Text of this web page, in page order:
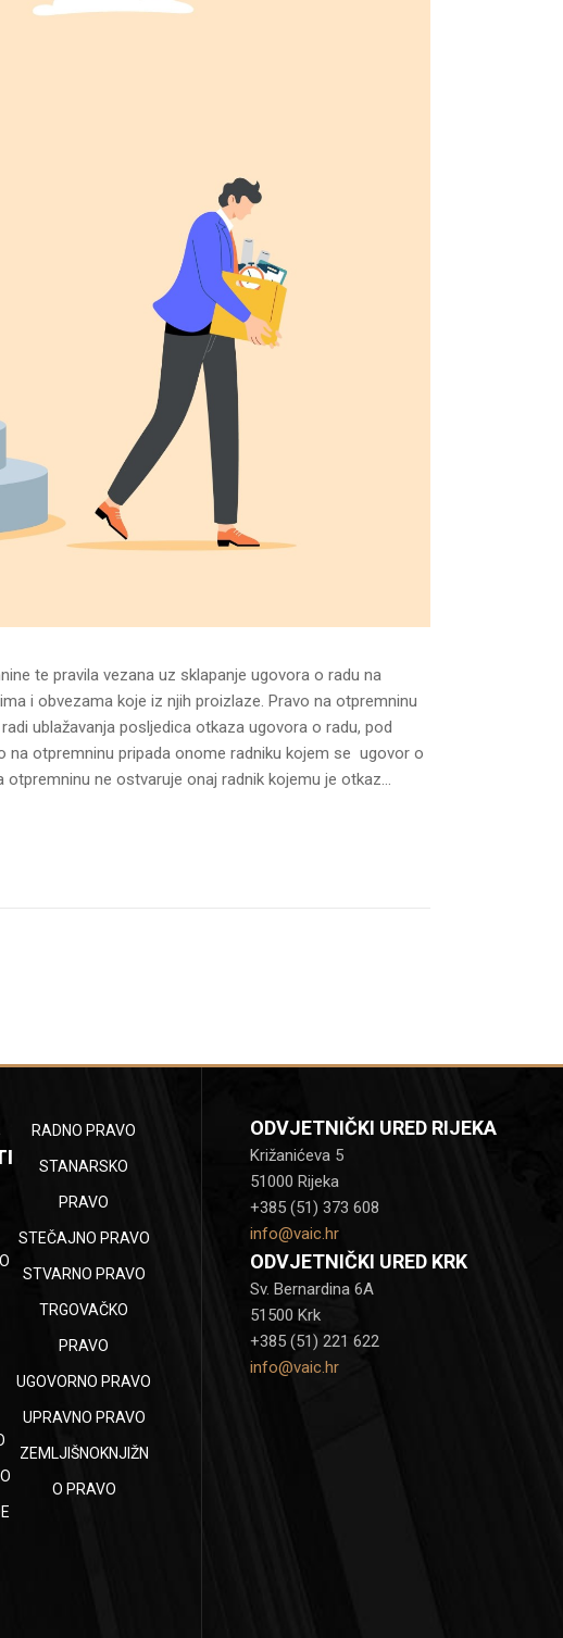
te pravila vezana uz sklapanje ugovora o radu na
i obvezama koje iz njih proizlaze. Pravo na otpremninu
ublažavanja posljedica otkaza ugovora o radu, pod
na otpremninu pripada onome radniku kojem se ugovor o
ne ostvaruje onaj radnik kojemu je otkaz...
RADNO PRAVO
STANARSKO
PRAVO
STEČAJNO PRAVO
STVARNO PRAVO
TRGOVAČKO
PRAVO
UGOVORNO PRAVO
UPRAVNO PRAVO
ZEMLJIŠNOKNJIŽN
O PRAVO
ODVJETNIČKI URED RIJEKA
Križanićeva 5
51000 Rijeka
+385 (51) 373 608
info@vaic.hr
ODVJETNIČKI URED KRK
Sv. Bernardina 6A
51500 Krk
+385 (51) 221 622
info@vaic.hr